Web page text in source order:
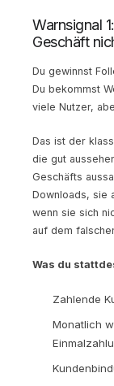
Warnsignal
Geschäft
Du gewinnst
Du bekommst
viele Nutzer,
Das ist der
die gut
Geschäfts
Downloads, sie
wenn sie sich
auf dem
Was du
Zahlende
Monatlich